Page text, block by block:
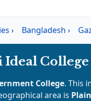
› Bangladesh ›
Ideal College
College. This
area is